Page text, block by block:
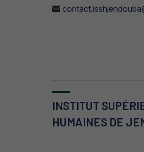
INSTITUT
HUMAINES DE